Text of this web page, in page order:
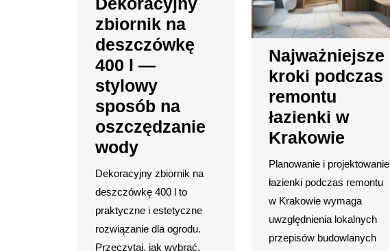
sposób
oszczędzanie
zbiornik na
deszczówkę
400 l —
stylowy
sposób na
oszczędzanie
wody
Dekoracyjny zbiornik na
deszczówkę 400 l to
praktyczne i estetyczne
rozwiązanie dla ogrodu.
Przeczytaj, jak wybrać,
Najważniejsze
kroki podczas
remontu
łazienki w
Krakowie
Planowanie i projektowanie
łazienki podczas remontu
w Krakowie wymaga
uwzględnienia lokalnych
przepisów budowlanych